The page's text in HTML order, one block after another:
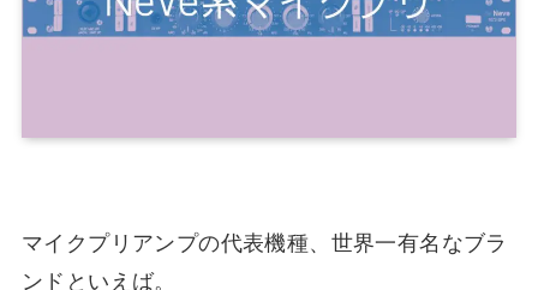
マイクプリアンプの代表機種、世界一有名なブラ
ンドといえば。